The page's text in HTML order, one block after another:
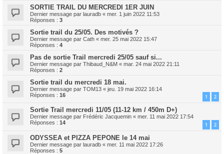
SORTIE TRAIL DU MERCREDI 1ER JUIN
Dernier message par lauradb « mer. 1 juin 2022 11:53
Réponses : 3
Sortie trail du 25/05. Des motivés ?
Dernier message par Cath « mer. 25 mai 2022 15:47
Réponses : 4
Pas de sortie Trail mercredi 25/05 sauf si...
Dernier message par Thibaud_N&M « mar. 24 mai 2022 21:11
Réponses : 2
Sortie trail du mercredi 18 mai.
Dernier message par TOM13 « jeu. 19 mai 2022 16:14
Réponses : 16 1 2
Sortie Trail mercredi 11/05 (11-12 km / 450m D+)
Dernier message par Frédéric Jacquemin « mer. 11 mai 2022 17:54
Réponses : 14 1 2
ODYSSEA et PIZZA PEPONE le 14 mai
Dernier message par lauradb « mer. 11 mai 2022 17:26
Réponses : 5